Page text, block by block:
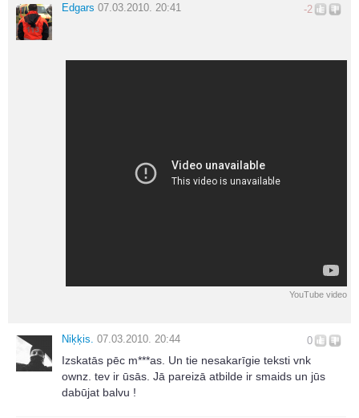
-2
Edgars 07.03.2010. 20:41
YouTube video
0
Niķķis. 07.03.2010. 20:44
Izskatās pēc m***as. Un tie nesakarīgie teksti vnk
ownz. tev ir ūsās. Jā pareizā atbilde ir smaids un jūs
dabūjat balvu !